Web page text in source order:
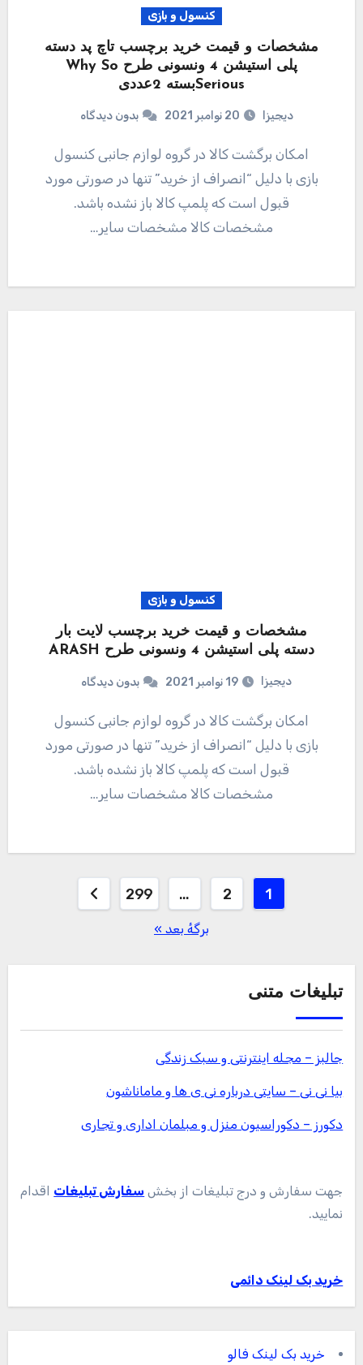
کنسول و بازی
مشخصات و قیمت خرید برچسب تاچ پد دسته
پلی استیشن 4 ونسونی طرح Why So
Seriousبسته 2عددی
دیجیزا 20 نوامبر 2021 بدون دیدگاه
بازی با دلیل “انصراف از خرید” تنها در صورتی مورد
قبول است که پلمپ کالا باز نشده باشد.
مشخصات کالا مشخصات سایر…
کنسول و بازی
مشخصات و قیمت خرید برچسب لایت بار
دسته پلی استیشن 4 ونسونی طرح ARASH
دیجیزا 19 نوامبر 2021 بدون دیدگاه
امکان برگشت کالا در گروه لوازم جانبی کنسول
بازی با دلیل “انصراف از خرید” تنها در صورتی مورد
قبول است که پلمپ کالا باز نشده باشد.
مشخصات کالا مشخصات سایر…
صفحه‌بندی
1
2
…
299
برگهٔ بعد »
تبلیغات متنی
جالبز – مجله اینترنتی و سبک زندگی
بیا نی نی – سایتی درباره نی ی ها و ماماناشون
دکورز – دکوراسیون منزل و مبلمان اداری و تجاری
جهت سفارش و درج تبلیغات از بخش سفارش تبلیغات اقدام
نمایید.
خرید بک لینک دائمی
خرید بک لینک فالو